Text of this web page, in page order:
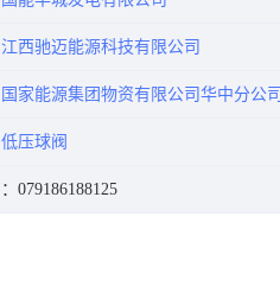
江西驰迈能源科技有限公司
国家能源集团物资有限公司华中分公司
低压球阀
：079186188125